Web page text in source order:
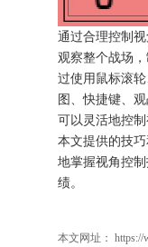
通过合理控制
观察整个战场
过使用鼠标滚
图、快捷键、
可以灵活地控
本文提供的技
地掌握视角控
绩。
本文网址： https://